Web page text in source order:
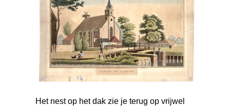
Het nest op het dak zie je terug op vrijwel